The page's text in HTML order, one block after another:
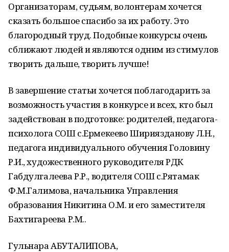
Организаторам, судьям, волонтерам хочется
сказать большое спасибо за их работу. Это
благородный труд. Подобные конкурсы очень
сближают людей и являются одним из стимулов
творить дальше, творить лучше!
В завершение статьи хочется поблагодарить за
возможность участия в конкурсе и всех, кто был
задействован в подготовке: родителей, педагога-
психолога СОШ с.Ермекеево Шириязданову Л.Н.,
педагога индивидуального обучения Головину
Р.И., художественного руководителя РДК
Габдулгалеева Р.Р., водителя СОШ с.Рятамак
Ф.М.Галимова, начальника Управления
образования Никитина О.М. и его заместителя
Бахтигареева Р.М..
Гульнара АБУТАЛИПОВА,